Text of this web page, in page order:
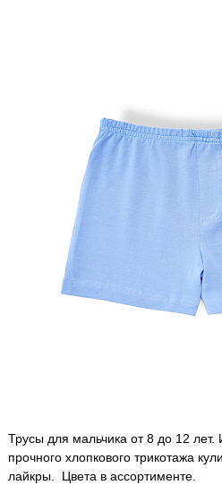
Трусы для мальчика от 8 до 12 лет.
прочного хлопкового трикотажа
лайкры. Цвета в ассортименте.